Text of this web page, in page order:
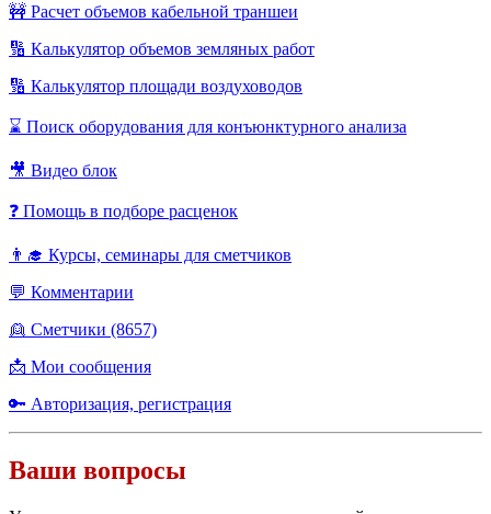
🚧 Расчет объемов кабельной траншеи
🔢 Калькулятор объемов земляных работ
🔢 Калькулятор площади воздуховодов
⌛ Поиск оборудования для конъюнктурного анализа
🎥 Видео блок
❓ Помощь в подборе расценок
👨‍🎓 Курсы, семинары для сметчиков
💬 Комментарии
👱 Сметчики (8657)
📩 Мои сообщения
🔑 Авторизация, регистрация
Ваши вопросы